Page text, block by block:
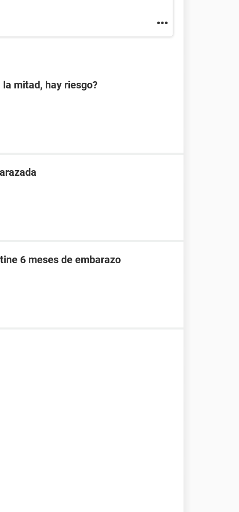
mitad, hay riesgo?
6 meses de embarazo